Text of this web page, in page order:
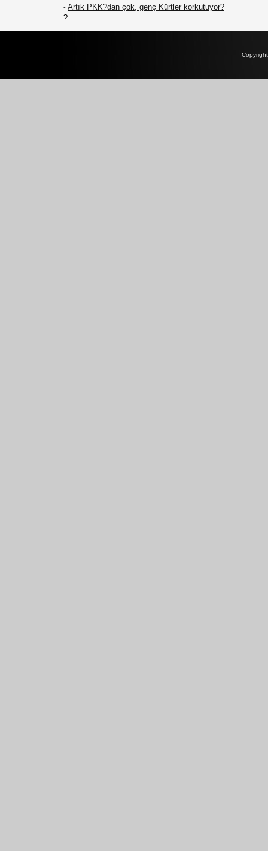
- Artık PKK?dan çok, genç Kürtler korkutuyor?
?